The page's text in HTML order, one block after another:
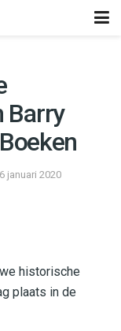
Barry
januari 2020
historische
plaats in de